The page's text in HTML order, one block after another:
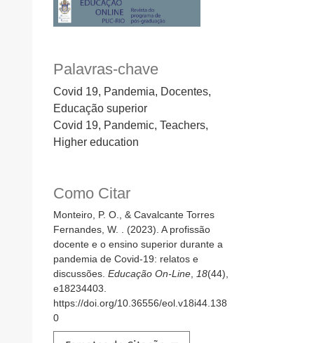
Palavras-chave
Covid 19, Pandemia, Docentes,
Educação superior
Covid 19, Pandemic, Teachers,
Higher education
Como Citar
Monteiro, P. O., & Cavalcante Torres
Fernandes, W. . (2023). A profissão
docente e o ensino superior durante a
pandemia de Covid-19: relatos e
discussões. Educação On-Line 18(44),
e18234403.
https://doi.org/10.36556/eol.v18i44.138
0